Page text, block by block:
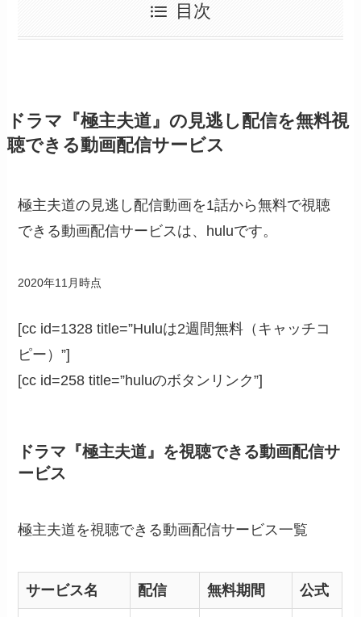
目次
ドラマ『極主夫道』の見逃し配信を無料視
聴できる動画配信サービス
極主夫道の見逃し配信動画を1話から無料で視聴
できる動画配信サービスは、huluです。
2020年11月時点
[cc id=1328 title=”Huluは2週間無料（キャッチコ
ピー）”]
[cc id=258 title=”huluのボタンリンク”]
ドラマ『極主夫道』を視聴できる動画配信サ
ービス
極主夫道を視聴できる動画配信サービス一覧
サービス名 配信 無料期間 公式